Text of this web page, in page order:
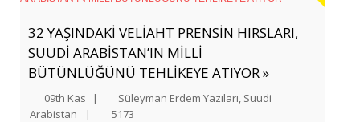
32 YAŞINDAKİ VELİAHT PRENSİN HIRSLARI,
SUUDİ ARABİSTAN’IN MİLLİ
BÜTÜNLÜĞÜNÜ TEHLİKEYE ATIYOR »
09th Kas | Süleyman Erdem Yazıları Suudi
Arabistan
| 5173